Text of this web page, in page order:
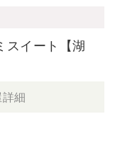
スイート【湖
細